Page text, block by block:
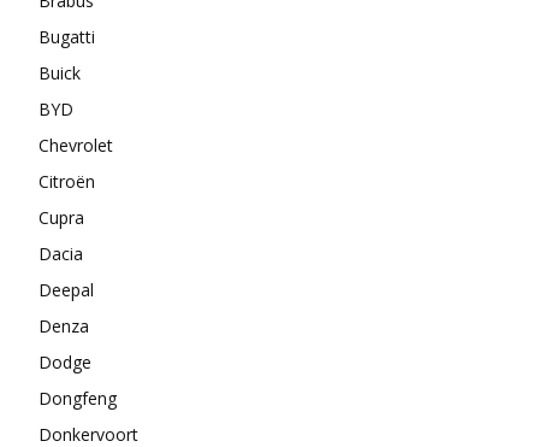
Bugatti
Buick
BYD
Chevrolet
Citroën
Cupra
Dacia
Deepal
Denza
Dodge
Dongfeng
Donkervoort